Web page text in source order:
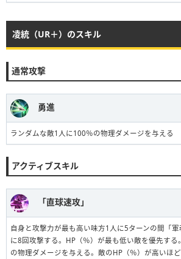
凌統（UR＋）のスキル
通常攻撃
勇進
ランダムな敵1人に100％の物理ダメージを与える
アクティブスキル
「直球速攻」
自身と攻撃力が最も高い味方1人に5ターンの間「
に8回攻撃する。HP（％）が最も低い敵を優先す
の物理ダメージを与える。敵のHP（％）が高いほ